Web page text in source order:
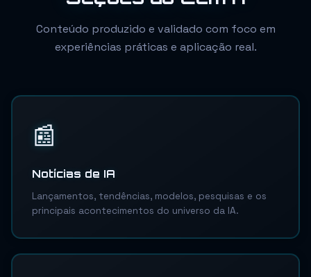
Conteúdo produzido e validado com foco em
experiências práticas e aplicação real.
📰
Notícias de IA
Lançamentos, tendências, modelos, pesquisas e os
principais acontecimentos do universo da IA.